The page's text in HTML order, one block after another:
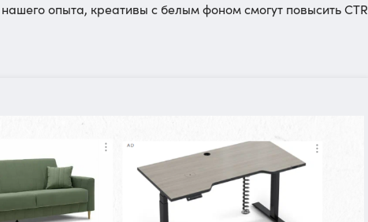
опыта, креативы с белым фоном смогут повысить CTR